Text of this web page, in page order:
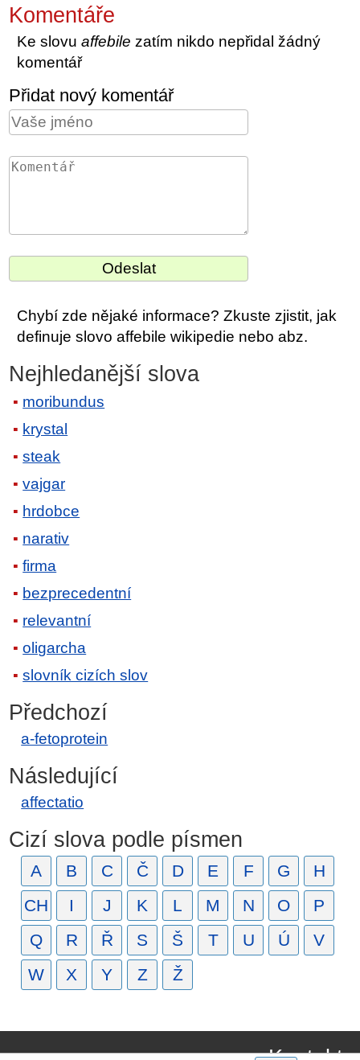
Komentáře
Ke slovuaffebile zatím nikdo nepřidal žádný
komentář
Přidat nový komentář
Chybí zde nějaké informace? Zkuste zjistit, jak
definuje slovo affebile wikipedie nebo abz.
Nejhledanější slova
moribundus
krystal
steak
vajgar
hrdobce
narativ
firma
bezprecedentní
relevantní
oligarcha
slovník cizích slov
Předchozí
a-fetoprotein
Následující
affectatio
Cizí slova podle písmen
A B C Č D E F G
H
CH
I J K L M N O
P
Q
R Ř S Š T U Ú
V
W
X Y Z Ž